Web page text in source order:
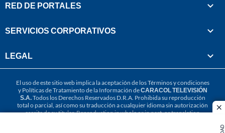
RED DE PORTALES
SERVICIOS CORPORATIVOS
LEGAL
El uso de este sitio web implica la aceptación de losTérminos y condiciones
y Políticas de Tratamiento de la Información deCARACOL TELEVISIÓN
S.A.Todos los Derechos Reservados D.R.A. Prohibida su reproducción
total o parcial, así como su traducción a cualquier idioma sin autorización
escrita de su titular. Reproduction in whole or in part, or translation